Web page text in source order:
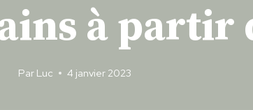
à partir
Par Luc 4 janvier 2023